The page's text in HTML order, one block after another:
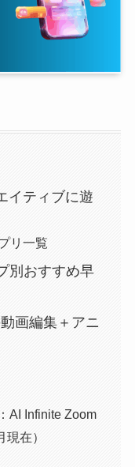
イティブに遊
リ一覧
別おすすめ早
画編集＋アニ
AI Infinite Zoom
在）